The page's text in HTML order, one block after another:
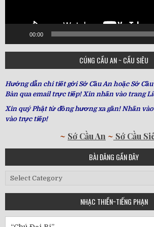
00:00
CÚNG CẦU AN ~ CẦU SIÊU
Hướng dẫn chi tiết gởi Sớ Cầu An hoặc Sớ
Bàn qua email trực tiếp! Xin nhấn vào trang
Xin quý Phật tử đồng hương xa gần! Nhấn
vào trực tiếp!
~ Sớ Cầu An ~ Sớ Cầu
BÀI ĐĂNG GẦN ĐÂY
Bài
Gần
NHẠC THIỀN~TIẾNG PHẠN